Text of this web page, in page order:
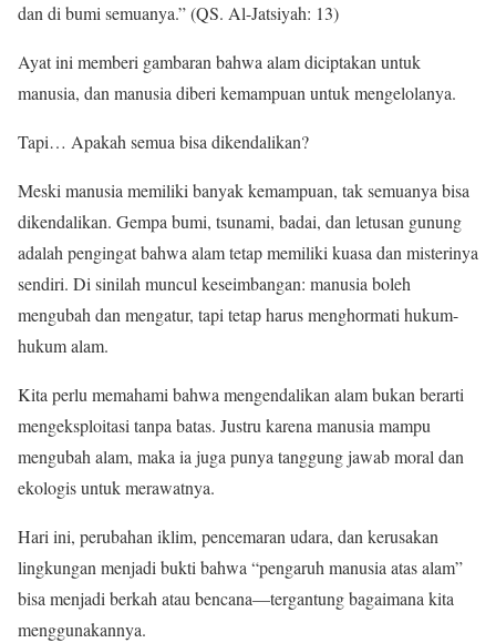
dan di bumi semuanya.” (QS. Al-Jatsiyah: 13)
Ayat ini memberi gambaran bahwa alam diciptakan untuk
manusia, dan manusia diberi kemampuan untuk mengelolanya.
Tapi… Apakah semua bisa dikendalikan?
Meski manusia memiliki banyak kemampuan, tak semuanya bisa
dikendalikan. Gempa bumi, tsunami, badai, dan letusan gunung
adalah pengingat bahwa alam tetap memiliki kuasa dan misterinya
sendiri. Di sinilah muncul keseimbangan: manusia boleh
mengubah dan mengatur, tapi tetap harus menghormati hukum-
hukum alam.
Kita perlu memahami bahwa mengendalikan alam bukan berarti
mengeksploitasi tanpa batas. Justru karena manusia mampu
mengubah alam, maka ia juga punya tanggung jawab moral dan
ekologis untuk merawatnya.
Hari ini, perubahan iklim, pencemaran udara, dan kerusakan
lingkungan menjadi bukti bahwa “pengaruh manusia atas alam”
bisa menjadi berkah atau bencana—tergantung bagaimana kita
menggunakannya.